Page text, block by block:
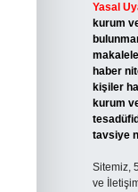
Yasal
kurum
haber
kişiler
kurum
tavsiye
Sitemiz,
ve